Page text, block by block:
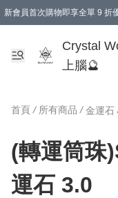
新會員首次購物即享全單 9 折
Crystal
上腦🔮
首頁 / 所有商品 / 金運石
(轉運筒珠
運石 3.0